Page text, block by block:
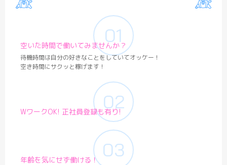
空いた時間で働いてみませんか？
待機時間は自分の好きなことをしていてオッケー！
空き時間にサクッと稼げます！
WワークOK! 正社員登録も有り!
年齢を気にせず働ける！